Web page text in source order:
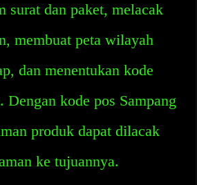
surat dan paket, melacak
membuat peta wilayah
dan menentukan kode
kode pos Sampang
produk dapat dilacak
ke tujuannya.